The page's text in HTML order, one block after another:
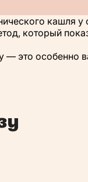
кашля
который
— это особенно